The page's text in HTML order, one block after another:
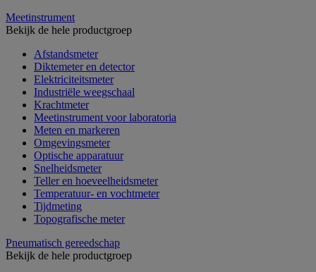
Meetinstrument
Bekijk de hele productgroep
Afstandsmeter
Diktemeter en detector
Elektriciteitsmeter
Industriële weegschaal
Krachtmeter
Meetinstrument voor laboratoria
Meten en markeren
Omgevingsmeter
Optische apparatuur
Snelheidsmeter
Teller en hoeveelheidsmeter
Temperatuur- en vochtmeter
Tijdmeting
Topografische meter
Pneumatisch gereedschap
Bekijk de hele productgroep